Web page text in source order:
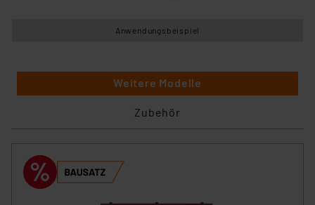
Anwendungsbeispiel
Weitere Modelle
Zubehör